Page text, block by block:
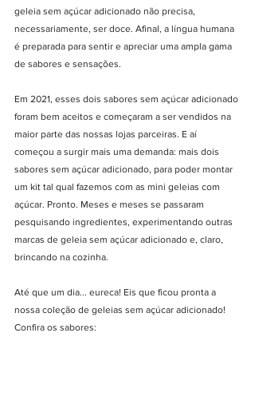
geleia sem açúcar adicionado não precisa,
necessariamente, ser doce. Afinal, a língua humana
é preparada para sentir e apreciar uma ampla gama
de sabores e sensações.
Em 2021, esses dois sabores sem açúcar adicionado
foram bem aceitos e começaram a ser vendidos na
maior parte das nossas lojas parceiras. E aí
começou a surgir mais uma demanda: mais dois
sabores sem açúcar adicionado, para poder montar
um kit tal qual fazemos com as mini geleias com
açúcar. Pronto. Meses e meses se passaram
pesquisando ingredientes, experimentando outras
marcas de geleia sem açúcar adicionado e, claro,
brincando na cozinha.
Até que um dia... eureca! Eis que ficou pronta a
nossa coleção de geleias sem açúcar adicionado!
Confira os sabores: